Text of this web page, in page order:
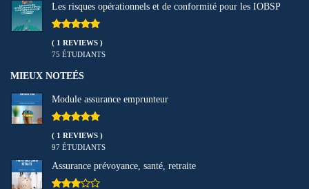
Les risques opérationnels et de conformité pour les IOBSP
( 1 REVIEWS )
75 ÉTUDIANTS
MIEUX NOTEÉS
Module assurance emprunteur
( 1 REVIEWS )
97 ÉTUDIANTS
Assurance prévoyance, santé, retraite